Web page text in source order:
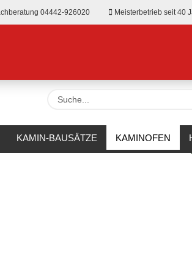
04442-926020 Meisterbetrieb seit 40
KAMIN-BAUSÄTZE KAMINOFEN